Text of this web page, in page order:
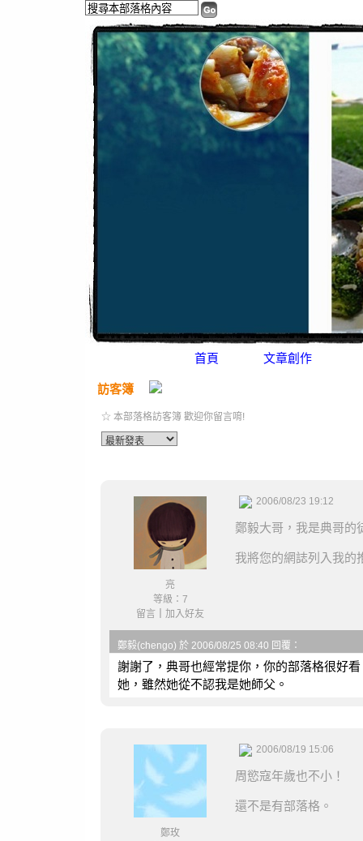
首頁 文章創作
訪客簿
☆ 本部落格訪客簿 歡迎你留言唷!
亮
等級：7
留言
加入好友
2006/08/23 19:12
鄭毅大哥，我是典哥的
我將您的網誌列入我的
鄭毅(chengo) 於 2006/08/25 08:40 回覆：
謝謝了，典哥也經常提你，你的部落格很好
她，雖然她從不認我是她師父。
鄭玫
2006/08/19 15:06
周慾寇年歲也不小！
還不是有部落格。